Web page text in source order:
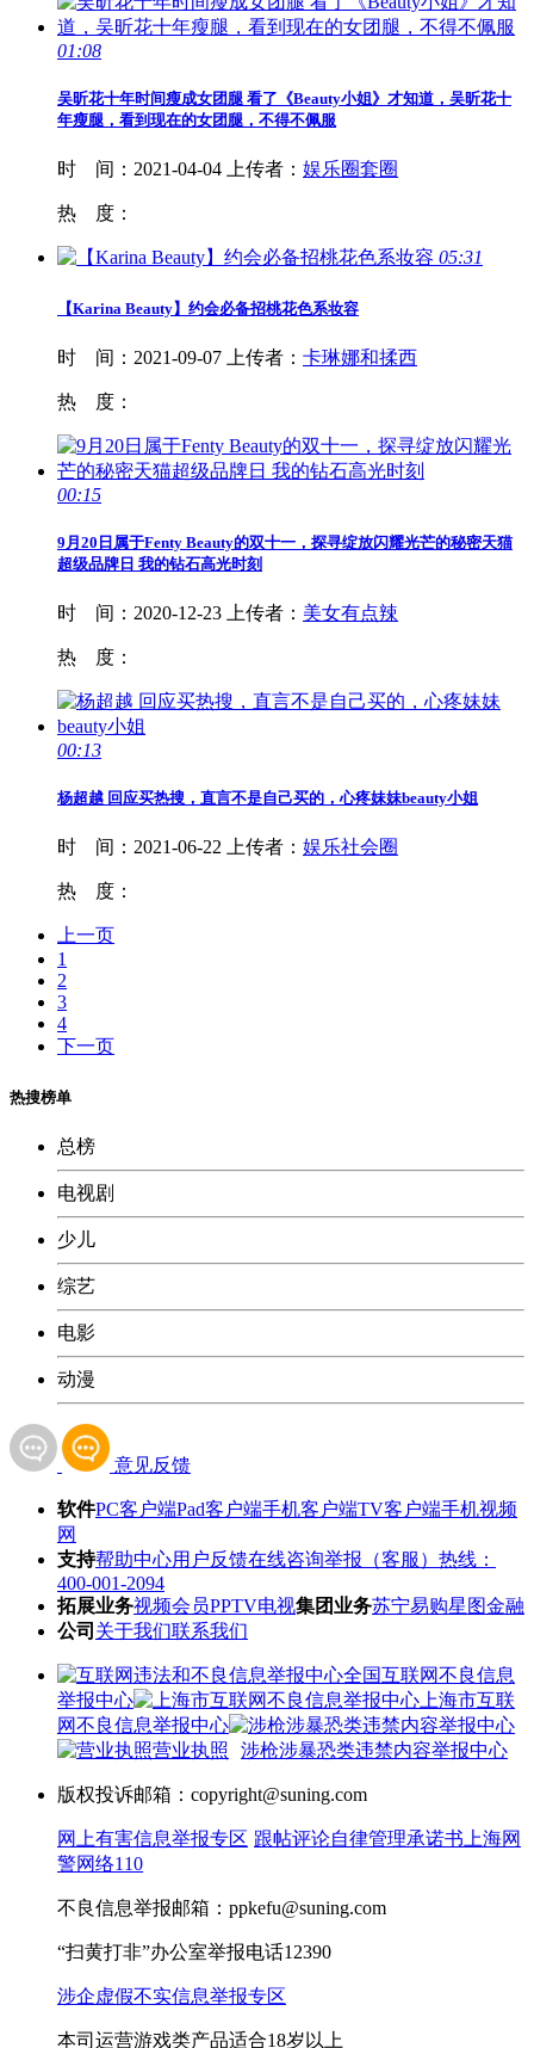
01:08
吴昕花十年时间瘦成女团腿 看了《Beauty小姐》才知道，吴昕花十
年瘦腿，看到现在的女团腿，不得不佩服
时 间： 2021-04-04 上传者： 娱乐圈套圈
热 度：
05:31
【Karina Beauty】约会必备招桃花色系妆容
时 间： 2021-09-07 上传者： 卡琳娜和揉西
热 度：
00:15
9月20日属于Fenty Beauty的双十一，探寻绽放闪耀光芒的秘密天猫
超级品牌日 我的钻石高光时刻
时 间： 2020-12-23 上传者： 美女有点辣
热 度：
00:13
杨超越 回应买热搜，直言不是自己买的，心疼妹妹beauty小姐
时 间： 2021-06-22 上传者： 娱乐社会圈
热 度：
上一页
1
2
3
4
下一页
热搜榜单
总榜
电视剧
少儿
综艺
电影
动漫
意见反馈
软件PC客户端Pad客户端手机客户端TV客户端手机视频
网
支持帮助中心用户反馈在线咨询举报（客服）热线：
400-001-2094
拓展业务视频会员PPTV电视集团业务苏宁易购星图金融
公司 关于我们联系我们
全国互联网不良信息
举报中心
上海市互联
网不良信息举报中心
涉枪涉暴恐类违禁内容举报中心
营业执照
版权投诉邮箱：copyright@suning.com
跟帖评论自律管理承诺书
网上有害信息举报专区
上海网
警网络110
不良信息举报邮箱：ppkefu@suning.com
“扫黄打非”办公室举报电话12390
涉企虚假不实信息举报专区
本司运营游戏类产品适合18岁以上